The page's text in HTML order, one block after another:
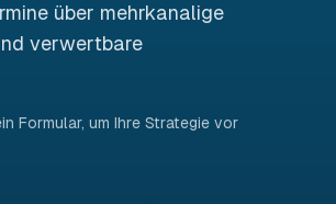
über mehrkanalige
verwertbare
Formular, um Ihre Strategie vor